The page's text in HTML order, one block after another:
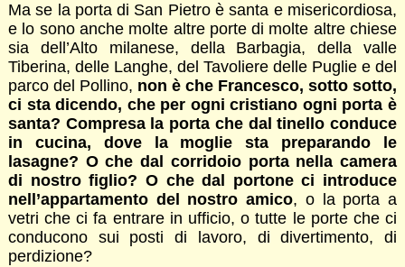
Ma se la porta di San Pietro è santa e misericordiosa,
e lo sono anche molte altre porte di molte altre chiese
sia dell’Alto milanese, della Barbagia, della valle
Tiberina, delle Langhe, del Tavoliere delle Puglie e del
parco del Pollino, non è che Francesco, sotto sotto,
ci sta dicendo, che per ogni cristiano ogni porta è
santa? Compresa la porta che dal tinello conduce
in cucina, dove la moglie sta preparando le
lasagne? O che dal corridoio porta nella camera
di nostro figlio? O che dal portone ci introduce
nell’appartamento del nostro amico, o la porta a
vetri che ci fa entrare in ufficio, o tutte le porte che ci
conducono sui posti di lavoro, di divertimento, di
perdizione?